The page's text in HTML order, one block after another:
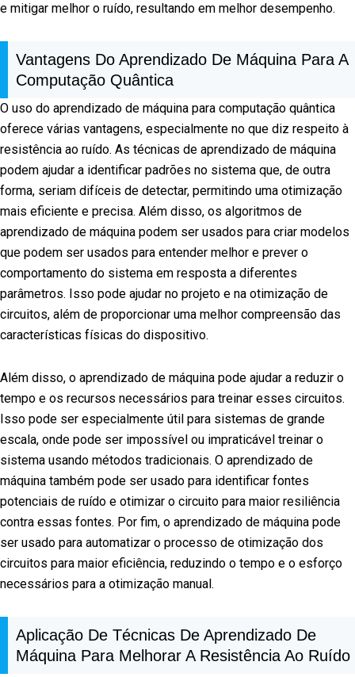
e mitigar melhor o ruído, resultando em melhor desempenho.
Vantagens Do Aprendizado De Máquina Para A
Computação Quântica
O uso do aprendizado de máquina para computação quântica
oferece várias vantagens, especialmente no que diz respeito à
resistência ao ruído. As técnicas de aprendizado de máquina
podem ajudar a identificar padrões no sistema que, de outra
forma, seriam difíceis de detectar, permitindo uma otimização
mais eficiente e precisa. Além disso, os algoritmos de
aprendizado de máquina podem ser usados para criar modelos
que podem ser usados para entender melhor e prever o
comportamento do sistema em resposta a diferentes
parâmetros. Isso pode ajudar no projeto e na otimização de
circuitos, além de proporcionar uma melhor compreensão das
características físicas do dispositivo.
Além disso, o aprendizado de máquina pode ajudar a reduzir o
tempo e os recursos necessários para treinar esses circuitos.
Isso pode ser especialmente útil para sistemas de grande
escala, onde pode ser impossível ou impraticável treinar o
sistema usando métodos tradicionais. O aprendizado de
máquina também pode ser usado para identificar fontes
potenciais de ruído e otimizar o circuito para maior resiliência
contra essas fontes. Por fim, o aprendizado de máquina pode
ser usado para automatizar o processo de otimização dos
circuitos para maior eficiência, reduzindo o tempo e o esforço
necessários para a otimização manual.
Aplicação De Técnicas De Aprendizado De
Máquina Para Melhorar A Resistência Ao Ruído